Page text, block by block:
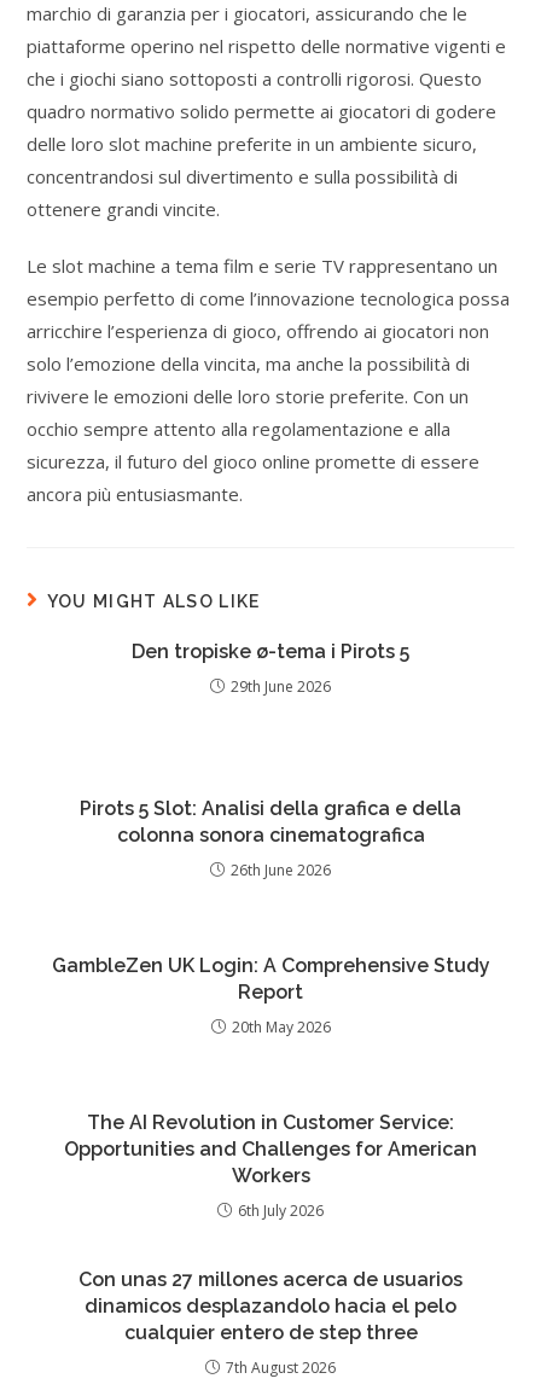
marchio di garanzia per i giocatori, assicurando che le
piattaforme operino nel rispetto delle normative vigenti e
che i giochi siano sottoposti a controlli rigorosi. Questo
quadro normativo solido permette ai giocatori di godere
delle loro slot machine preferite in un ambiente sicuro,
concentrandosi sul divertimento e sulla possibilità di
ottenere grandi vincite.
Le slot machine a tema film e serie TV rappresentano un
esempio perfetto di come l’innovazione tecnologica possa
arricchire l’esperienza di gioco, offrendo ai giocatori non
solo l’emozione della vincita, ma anche la possibilità di
rivivere le emozioni delle loro storie preferite. Con un
occhio sempre attento alla regolamentazione e alla
sicurezza, il futuro del gioco online promette di essere
ancora più entusiasmante.
YOU MIGHT ALSO LIKE
Den tropiske ø-tema i Pirots 5
29th June 2026
Pirots 5 Slot: Analisi della grafica e della
colonna sonora cinematografica
26th June 2026
GambleZen UK Login: A Comprehensive Study
Report
20th May 2026
The AI Revolution in Customer Service:
Opportunities and Challenges for American
Workers
6th July 2026
Con unas 27 millones acerca de usuarios
dinamicos desplazandolo hacia el pelo
cualquier entero de step three
7th August 2026